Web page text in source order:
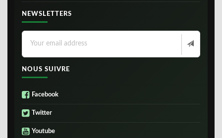
NEWSLETTERS
NOUS SUIVRE
Facebook
Twitter
Youtube